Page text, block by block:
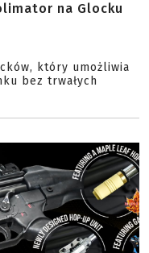
na Glocku
który umożliwia
bez trwałych